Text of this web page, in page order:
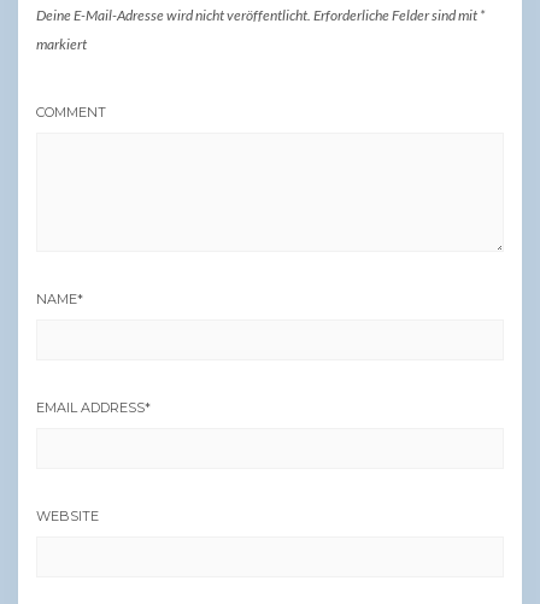
Deine E-Mail-Adresse wird nicht veröffentlicht. Erforderliche Felder sind mit *
markiert
COMMENT
NAME*
EMAIL ADDRESS*
WEBSITE